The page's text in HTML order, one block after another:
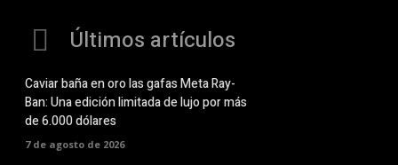
Últimos artículos
Caviar baña en oro las gafas Meta Ray-
Ban: Una edición limitada de lujo por más
de 6.000 dólares
7 de agosto de 2026